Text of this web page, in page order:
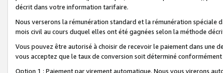
décrit dans votre information tarifaire.
Nous verserons la rémunération standard et la rémunération spéciale
mois civil au cours duquel elles ont été gagnées selon la méthode
Vous pouvez être autorisé à choisir de recevoir le paiement dans une
vous acceptez que le taux de conversion soit déterminé
Option 1 : Paiement par virement automatique. Nous vous virerons